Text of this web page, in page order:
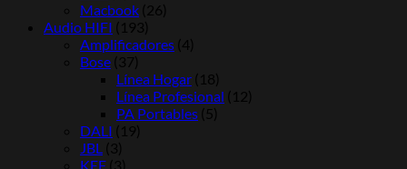
Macbook (26)
Audio HIFI (193)
Amplificadores (4)
Bose (37)
Línea Hogar (18)
Línea Profesional (12)
PA Portables (5)
DALI (19)
JBL (3)
KEF (3)